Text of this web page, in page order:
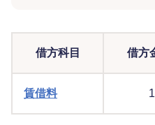
借方科目 借方
賃借料